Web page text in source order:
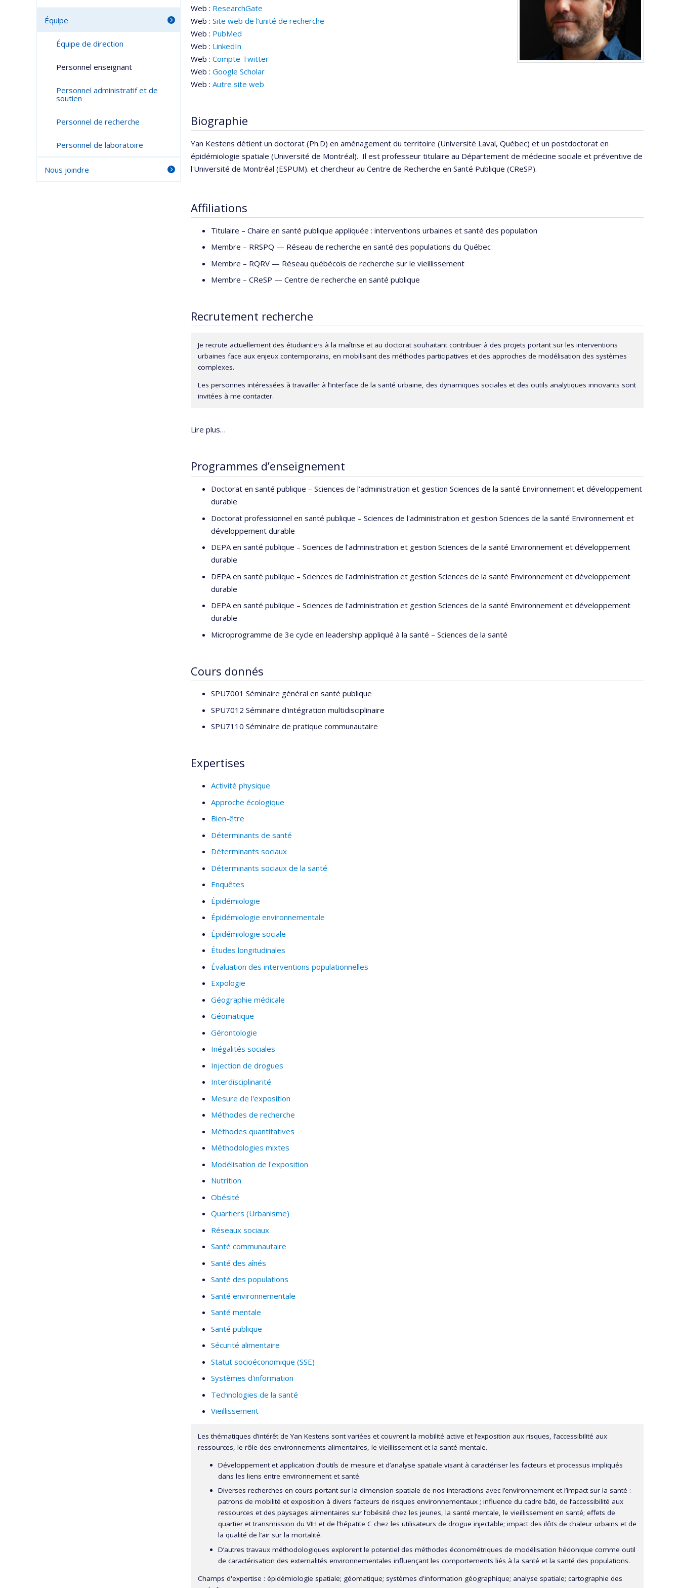
Web : ResearchGate
Web : Site web de l’unité de recherche
Web : PubMed
Web : LinkedIn
Web : Compte Twitter
Web : Google Scholar
Web : Autre site web
Biographie
Yan Kestens détient un doctorat (Ph.D) en aménagement du territoire (Université Laval, Québec) et un postdoctorat en
épidémiologie spatiale (Université de Montréal). Il est professeur titulaire au Département de médecine sociale et préventive de
l'Université de Montréal (ESPUM). et chercheur au Centre de Recherche en Santé Publique (CReSP).
Affiliations
Titulaire – Chaire en santé publique appliquée : interventions urbaines et santé des population
Membre – RRSPQ — Réseau de recherche en santé des populations du Québec
Membre – RQRV — Réseau québécois de recherche sur le vieillissement
Membre – CReSP — Centre de recherche en santé publique
Recrutement recherche
Je recrute actuellement des étudiant·e·s à la maîtrise et au doctorat souhaitant contribuer à des projets portant sur les interventions
urbaines face aux enjeux contemporains, en mobilisant des méthodes participatives et des approches de modélisation des systèmes
complexes.
Les personnes intéressées à travailler à l’interface de la santé urbaine, des dynamiques sociales et des outils analytiques innovants sont
invitées à me contacter.
Lire plus…
Programmes d’enseignement
Doctorat en santé publique – Sciences de l'administration et gestion Sciences de la santé Environnement et développement
durable
Doctorat professionnel en santé publique – Sciences de l'administration et gestion Sciences de la santé Environnement et
développement durable
DEPA en santé publique – Sciences de l'administration et gestion Sciences de la santé Environnement et développement
durable
DEPA en santé publique – Sciences de l'administration et gestion Sciences de la santé Environnement et développement
durable
DEPA en santé publique – Sciences de l'administration et gestion Sciences de la santé Environnement et développement
durable
Microprogramme de 3e cycle en leadership appliqué à la santé – Sciences de la santé
Cours donnés
SPU7001 Séminaire général en santé publique
SPU7012 Séminaire d'intégration multidisciplinaire
SPU7110 Séminaire de pratique communautaire
Expertises
Activité physique
Approche écologique
Bien-être
Déterminants de santé
Déterminants sociaux
Déterminants sociaux de la santé
Enquêtes
Épidémiologie
Épidémiologie environnementale
Épidémiologie sociale
Études longitudinales
Évaluation des interventions populationnelles
Expologie
Géographie médicale
Géomatique
Gérontologie
Inégalités sociales
Injection de drogues
Interdisciplinarité
Mesure de l'exposition
Méthodes de recherche
Méthodes quantitatives
Méthodologies mixtes
Modélisation de l'exposition
Nutrition
Obésité
Quartiers (Urbanisme)
Réseaux sociaux
Santé communautaire
Santé des aînés
Santé des populations
Santé environnementale
Santé mentale
Santé publique
Sécurité alimentaire
Statut socioéconomique (SSE)
Systèmes d'information
Technologies de la santé
Vieillissement
Les thématiques d’intérêt de Yan Kestens sont variées et couvrent la mobilité active et l’exposition aux risques, l’accessibilité aux
ressources, le rôle des environnements alimentaires, le vieillissement et la santé mentale.
Développement et application d’outils de mesure et d’analyse spatiale visant à caractériser les facteurs et processus impliqués
dans les liens entre environnement et santé.
Diverses recherches en cours portant sur la dimension spatiale de nos interactions avec l’environnement et l’impact sur la santé :
patrons de mobilité et exposition à divers facteurs de risques environnementaux ; influence du cadre bâti, de l’accessibilité aux
ressources et des paysages alimentaires sur l’obésité chez les jeunes, la santé mentale, le vieillissement en santé; effets de
quartier et transmission du VIH et de l’hépatite C chez les utilisateurs de drogue injectable; impact des ilôts de chaleur urbains et de
la qualité de l’air sur la mortalité.
D’autres travaux méthodologiques explorent le potentiel des méthodes économétriques de modélisation hédonique comme outil
de caractérisation des externalités environnementales influençant les comportements liés à la santé et la santé des populations.
Champs d'expertise : épidémiologie spatiale; géomatique; systèmes d'information géographique; analyse spatiale; cartographie des
Équipe
Équipe de direction
Personnel enseignant
Personnel administratif et de
soutien
Personnel de recherche
Personnel de laboratoire
Nous joindre